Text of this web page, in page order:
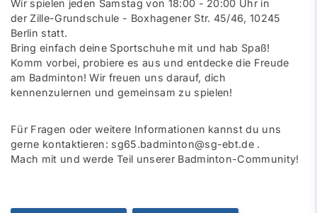
Wir spielen jeden Samstag von 18:00 - 20:00 Uhr in
der Zille-Grundschule - Boxhagener Str. 45/46, 10245
Berlin statt.
Bring einfach deine Sportschuhe mit und hab Spaß!
Komm vorbei, probiere es aus und entdecke die Freude
am Badminton! Wir freuen uns darauf, dich
kennenzulernen und gemeinsam zu spielen!
Für Fragen oder weitere Informationen kannst du uns
gerne kontaktieren: sg65.badminton@sg-ebt.de .
Mach mit und werde Teil unserer Badminton-Community!